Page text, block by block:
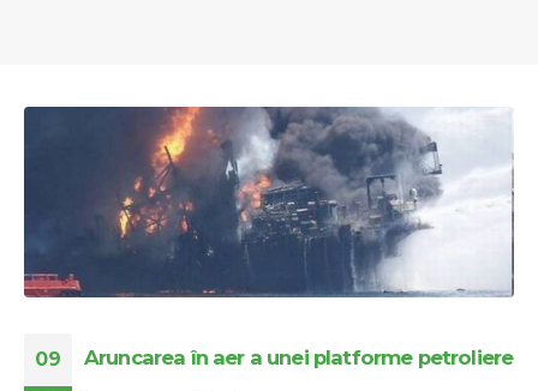
09
Aruncarea în aer a unei platforme petroliere